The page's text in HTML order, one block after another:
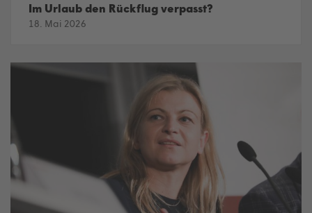
Im Urlaub den Rückflug verpasst?
18. Mai 2026